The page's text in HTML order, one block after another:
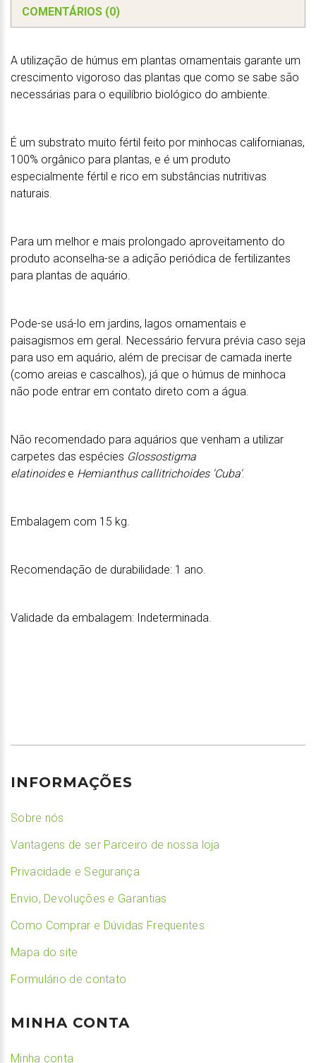
COMENTÁRIOS (0)
A utilização de húmus em plantas ornamentais garante um
crescimento vigoroso das plantas que como se sabe são
necessárias para o equilíbrio biológico do ambiente.
É um substrato muito fértil feito por minhocas californianas,
100% orgânico para plantas, e é um produto
especialmente fértil e rico em substâncias nutritivas
naturais.
Para um melhor e mais prolongado aproveitamento do
produto aconselha-se a adição periódica de fertilizantes
para plantas de aquário.
Pode-se usá-lo em jardins, lagos ornamentais e
paisagismos em geral. Necessário fervura prévia caso seja
para uso em aquário, além de precisar de camada inerte
(como areias e cascalhos), já que o húmus de minhoca
não pode entrar em contato direto com a água.
Não recomendado para aquários que venham a utilizar
carpetes das espécies Glossostigma
elatinoidese Hemianthus callitrichoides 'Cuba'.
Embalagem com 15 kg.
Recomendação de durabilidade: 1 ano.
Validade da embalagem: Indeterminada.
INFORMAÇÕES
Sobre nós
Vantagens de ser Parceiro de nossa loja
Privacidade e Segurança
Envio, Devoluções e Garantias
Como Comprar e Dúvidas Frequentes
Mapa do site
Formulário de contato
MINHA CONTA
Minha conta